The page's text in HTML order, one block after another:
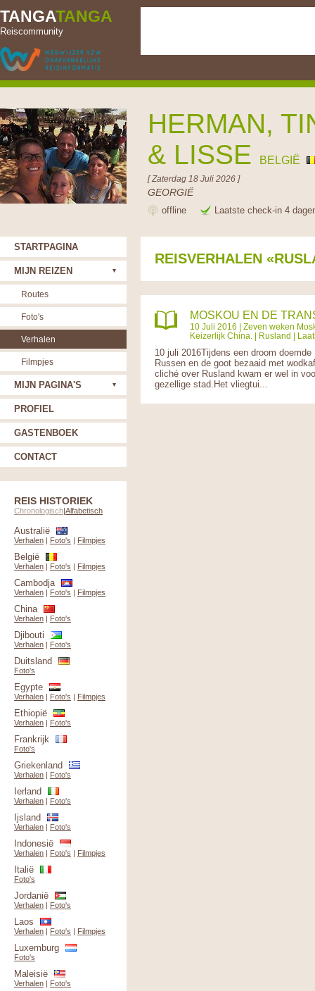
TANGATANGA
Reiscommunity
HERMAN,
& LISSE
BELGIË
[ Zaterdag 18 Juli 2026 ]
GEORGIË
offline Laatste check-in 4
REISVERHALEN
MOSKOU EN DE
10 Juli 2016 | Zeven weken
Keizerlijk China.
| Rusland |
10 juli 2016Tijdens een droom
Russen en de goot bezaaid met
cliché over Rusland kwam er wel in
gezellige stad.Het vliegtui...
STARTPAGINA
MIJN REIZEN
Routes
Foto's
Verhalen
Filmpjes
MIJN PAGINA'S
PROFIEL
GASTENBOEK
CONTACT
REIS HISTORIEK
Chronologisch|Alfabetisch
Australië
Verhalen | Foto's | Filmpjes
België
Verhalen | Foto's | Filmpjes
Cambodja
Verhalen | Foto's | Filmpjes
China
Verhalen | Foto's
Djibouti
Verhalen | Foto's
Duitsland
Foto's
Egypte
Verhalen | Foto's | Filmpjes
Ethiopië
Verhalen | Foto's
Frankrijk
Foto's
Griekenland
Verhalen | Foto's
Ierland
Verhalen | Foto's
Ijsland
Verhalen | Foto's
Indonesië
Verhalen | Foto's | Filmpjes
Italië
Foto's
Jordanië
Verhalen | Foto's
Laos
Verhalen | Foto's | Filmpjes
Luxemburg
Foto's
Maleisië
Verhalen | Foto's